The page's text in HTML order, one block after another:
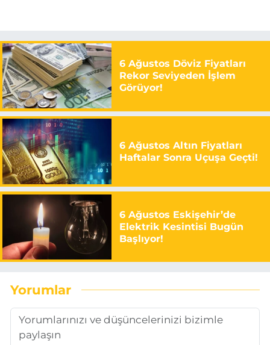
6 Ağustos Döviz Fiyatları
Rekor Seviyeden İşlem
Görüyor!
6 Ağustos Altın Fiyatları
Haftalar Sonra Uçuşa Geçti!
6 Ağustos Eskişehir’de
Elektrik Kesintisi Bugün
Başlıyor!
Yorumlar